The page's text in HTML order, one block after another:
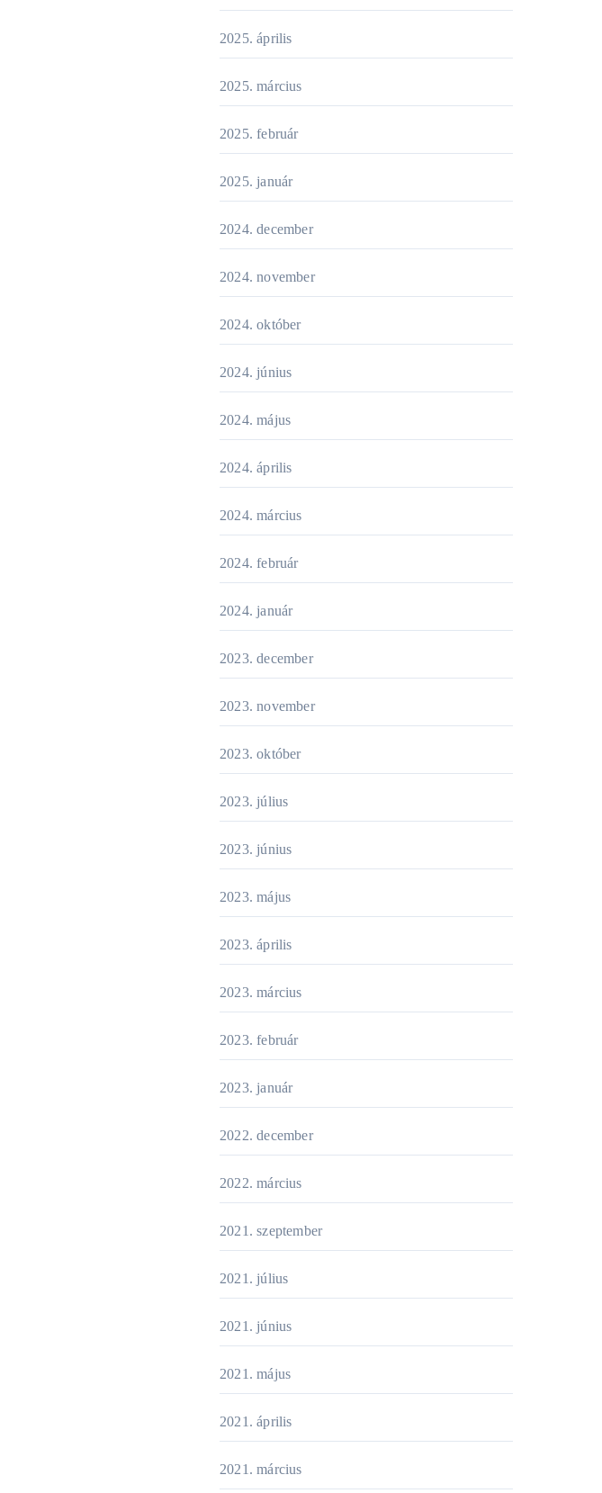
2025. április
2025. március
2025. február
2025. január
2024. december
2024. november
2024. október
2024. június
2024. május
2024. április
2024. március
2024. február
2024. január
2023. december
2023. november
2023. október
2023. július
2023. június
2023. május
2023. április
2023. március
2023. február
2023. január
2022. december
2022. március
2021. szeptember
2021. július
2021. június
2021. május
2021. április
2021. március